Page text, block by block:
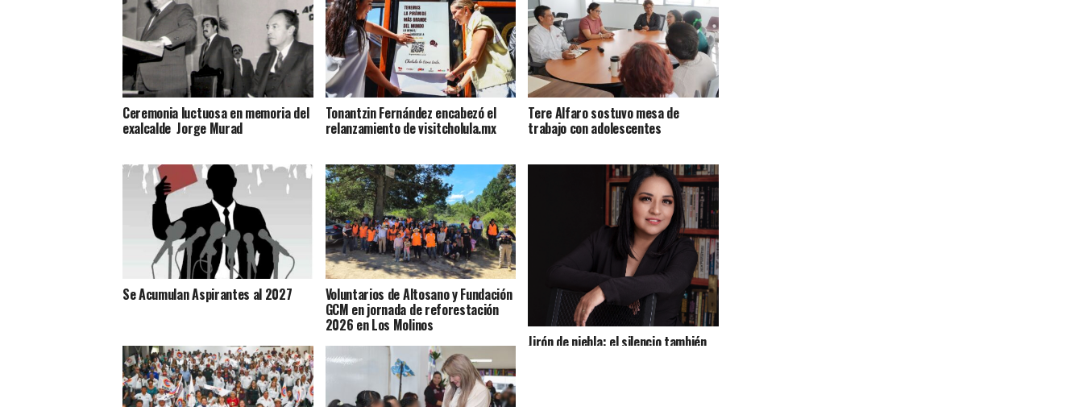
Ceremonia luctuosa en memoria del
exalcalde Jorge Murad
Tonantzin Fernández encabezó el
relanzamiento de visitcholula.mx
Tere Alfaro sostuvo mesa de
trabajo con adolescentes
Se Acumulan Aspirantes al 2027 Voluntarios de Altosano y Fundación
GCM en jornada de reforestación
2026 en Los Molinos
Jirón de niebla: el silencio también